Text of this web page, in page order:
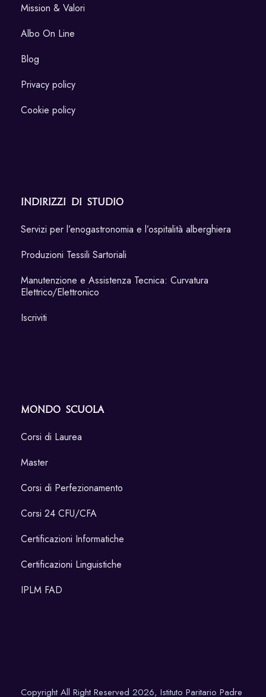
Mission & Valori
Albo On Line
Blog
Privacy policy
Cookie policy
Indirizzi di Studio
Servizi per l’enogastronomia e l’ospitalità alberghiera
Produzioni Tessili Sartoriali
Manutenzione e Assistenza Tecnica: Curvatura
Elettrico/Elettronico
Iscriviti
Mondo Scuola
Corsi di Laurea
Master
Corsi di Perfezionamento
Corsi 24 CFU/CFA
Certificazioni Informatiche
Certificazioni Linguistiche
IPLM FAD
Copyright All Right Reserved 2026, Istituto Paritario Padre